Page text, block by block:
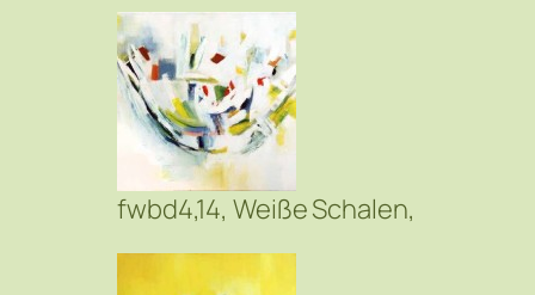
fwbd4,14, Weiße Schalen,